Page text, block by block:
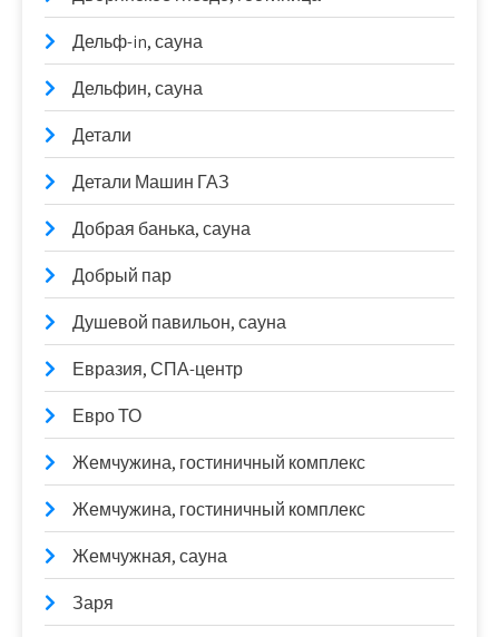
Дельф-in, сауна
Дельфин, сауна
Детали
Детали Машин ГАЗ
Добрая банька, сауна
Добрый пар
Душевой павильон, сауна
Евразия, СПА-центр
Евро ТО
Жемчужина, гостиничный комплекс
Жемчужина, гостиничный комплекс
Жемчужная, сауна
Заря